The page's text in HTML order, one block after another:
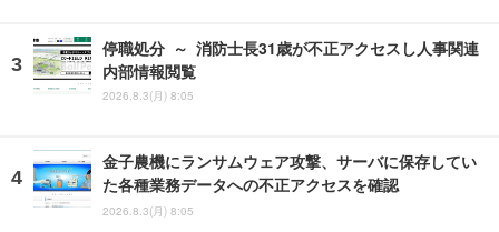
停職処分 ～ 消防士長31歳が不正アクセスし人事関連
内部情報閲覧
2026.8.3(月) 8:05
金子農機にランサムウェア攻撃、サーバに保存してい
た各種業務データへの不正アクセスを確認
2026.8.3(月) 8:05